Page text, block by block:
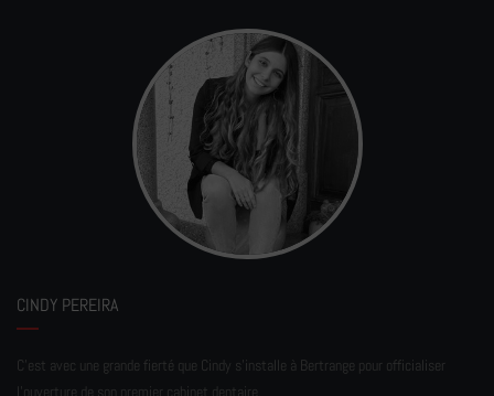
CINDY PEREIRA
C'est avec une grande fierté que Cindy s'installe à Bertrange pour officialiser
l'ouverture de son premier cabinet dentaire.